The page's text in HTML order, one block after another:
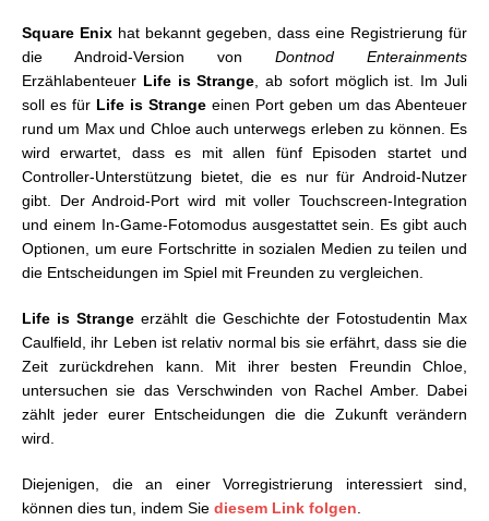
Square Enix hat bekannt gegeben, dass eine Registrierung für
die Android-Version von Dontnod Enterainments
Erzählabenteuer Life is Strange , ab sofort möglich ist. Im Juli
soll es für Life is Strange einen Port geben um das Abenteuer
rund um Max und Chloe auch unterwegs erleben zu können. Es
wird erwartet, dass es mit allen fünf Episoden startet und
Controller-Unterstützung bietet, die es nur für Android-Nutzer
gibt. Der Android-Port wird mit voller Touchscreen-Integration
und einem In-Game-Fotomodus ausgestattet sein. Es gibt auch
Optionen, um eure Fortschritte in sozialen Medien zu teilen und
die Entscheidungen im Spiel mit Freunden zu vergleichen.
Life is Strange erzählt die Geschichte der Fotostudentin Max
Caulfield, ihr Leben ist relativ normal bis sie erfährt, dass sie die
Zeit zurückdrehen kann. Mit ihrer besten Freundin Chloe,
untersuchen sie das Verschwinden von Rachel Amber. Dabei
zählt jeder eurer Entscheidungen die die Zukunft verändern
wird.
Diejenigen, die an einer Vorregistrierung interessiert sind,
können dies tun, indem Sie diesem Link folgen